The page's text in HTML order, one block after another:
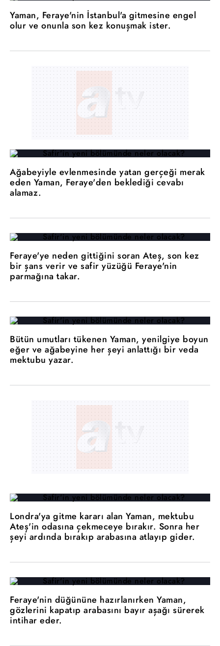
Yaman, Feraye'nin İstanbul'a gitmesine engel
olur ve onunla son kez konuşmak ister.
Ağabeyiyle evlenmesinde yatan gerçeği merak
eden Yaman, Feraye'den beklediği cevabı
alamaz.
Feraye'ye neden gittiğini soran Ateş, son kez
bir şans verir ve safir yüzüğü Feraye'nin
parmağına takar.
Bütün umutları tükenen Yaman, yenilgiye boyun
eğer ve ağabeyine her şeyi anlattığı bir veda
mektubu yazar.
Londra'ya gitme kararı alan Yaman, mektubu
Ateş'in odasına çekmeceye bırakır. Sonra her
şeyi ardında bırakıp arabasına atlayıp gider.
Feraye'nin düğününe hazırlanırken Yaman,
gözlerini kapatıp arabasını bayır aşağı sürerek
intihar eder.